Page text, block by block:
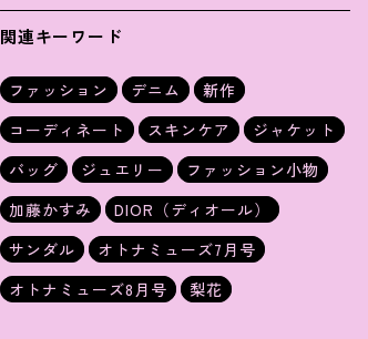
関連キーワード
ファッション デニム
新作
コーディネート
スキンケア
ジャケット
バッグ
ジュエリー
ファッション小物
加藤かすみ
DIOR（ディオール）
サンダル
オトナミューズ7月号
オトナミューズ8月号
梨花